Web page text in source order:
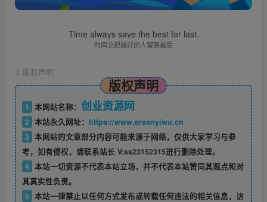
Time always save the best for last.
时间总把最好的人留到最后
© 版权声明
版权声明
1 本网站名称： 创业资源网
2 本站永久网址： https://www.ersanyiwu.cn
3 本网站的文章部分内容可能来源于网络，仅供大家学习与参
考，如有侵权，请联系站长 V:ss23152315进行删除处理。
4 本站一切资源不代表本站立场，并不代表本站赞同其观点和对
其真实性负责。
5 本站一律禁止以任何方式发布或转载任何违法的相关信息，访